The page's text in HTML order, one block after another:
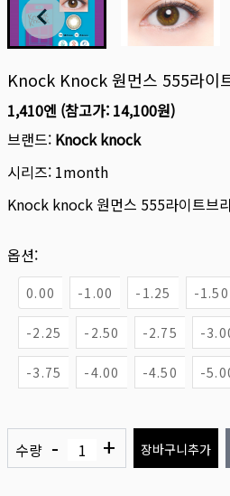
Knock Knock 원먼스 555라이
1,410엔 (참고가: 14,100원)
브랜드: Knock knock
시리즈: 1month
Knock knock 원먼스 555라이트브
옵션:
0.00 -1.00 -1.25 -1.50
-2.25 -2.50 -2.75 -
-3.75 -4.00 -4.50 -
수량 - + 장바구니추가